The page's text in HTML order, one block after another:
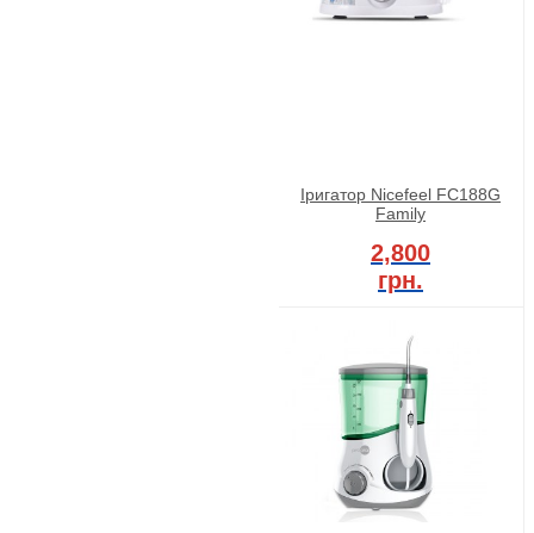
Іригатор Nicefeel FC188G
Family
2,800
грн.